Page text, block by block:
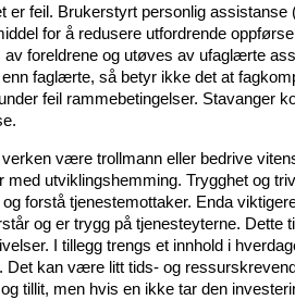
er feil. Brukerstyrt personlig
for å redusere utfordrende
av foreldrene og utøves av ufaglærte
enn faglærte, så betyr ikke det at
feil rammebetingelser. Stavanger
være trollmann eller bedrive
med utviklingshemming. Trygghet og
forstå tjenestemottaker. Enda
og er trygg på tjenesteyterne. Dette
I tillegg trengs et innhold i
Det kan være litt tids- og
tillit, men hvis en ikke tar den